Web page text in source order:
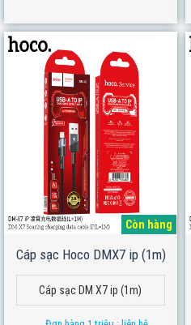
Còn hàng
Cáp sạc Hoco DMX7 ip (1m)
Cáp sạc DM X7 ip (1m)